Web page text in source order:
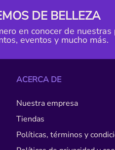
DE BELLEZA
en conocer de nuestras
eventos y mucho más.
ACERCA DE
Nuestra empresa
Tiendas
Políticas, términos y